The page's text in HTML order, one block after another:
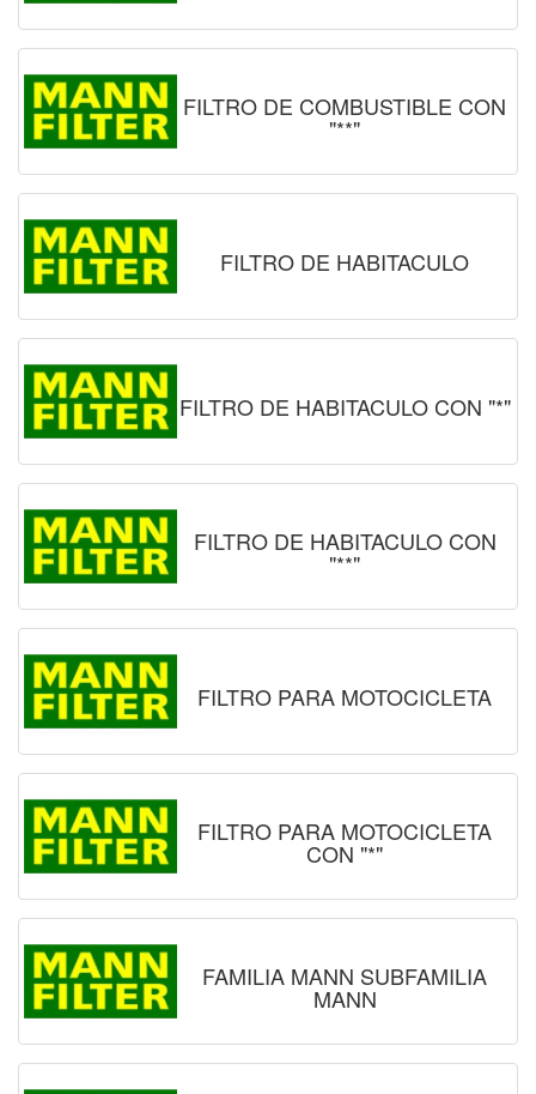
FILTRO DE COMBUSTIBLE CON
"**"
FILTRO DE HABITACULO
FILTRO DE HABITACULO CON "*"
FILTRO DE HABITACULO CON
"**"
FILTRO PARA MOTOCICLETA
FILTRO PARA MOTOCICLETA
CON "*"
FAMILIA MANN SUBFAMILIA
MANN